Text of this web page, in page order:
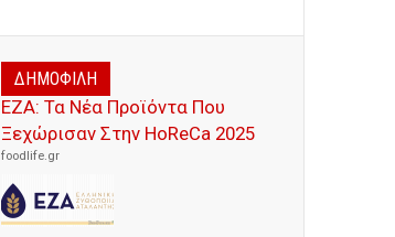
ΔΗΜΟΦΙΛΗ
ΕΖΑ: Τα Νέα Προϊόντα Που
Ξεχώρισαν Στην HoReCa 2025
foodlife.gr